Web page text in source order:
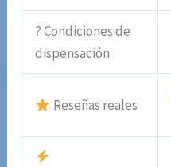
? Condiciones de
dispensación
Reseñas reales